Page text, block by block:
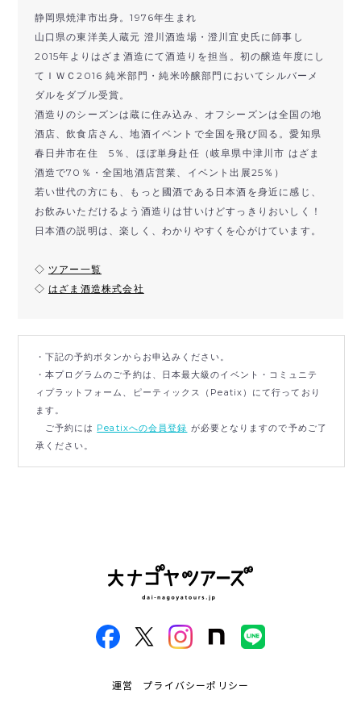
静岡県焼津市出身。1976年生まれ
山口県の東洋美人蔵元 澄川酒造場・澄川宜史氏に師事し
2015年よりはざま酒造にて酒造りを担当。初の醸造年度にし
てＩＷＣ2016 純米部門・純米吟醸部門においてシルバーメ
ダルをダブル受賞。
酒造りのシーズンは蔵に住み込み、オフシーズンは全国の地
酒店、飲食店さん、地酒イベントで全国を飛び回る。愛知県
春日井市在住 5％、ほぼ単身赴任（岐阜県中津川市 はざま
酒造で70％・全国地酒店営業、イベント出展25％）
若い世代の方にも、もっと國酒である日本酒を身近に感じ、
お飲みいただけるよう酒造りは甘いけどすっきりおいしく！
日本酒の説明は、楽しく、わかりやすくを心がけています。
◇ ツアー一覧
◇ はざま酒造株式会社
・下記の予約ボタンからお申込みください。
・本プログラムのご予約は、日本最大級のイベント・コミュニテ
ィプラットフォーム、ピーティックス（Peatix）にて行っており
ます。
ご予約には Peatixへの会員登録 が必要となりますので予めご了
承ください。
運営 プライバシーポリシー